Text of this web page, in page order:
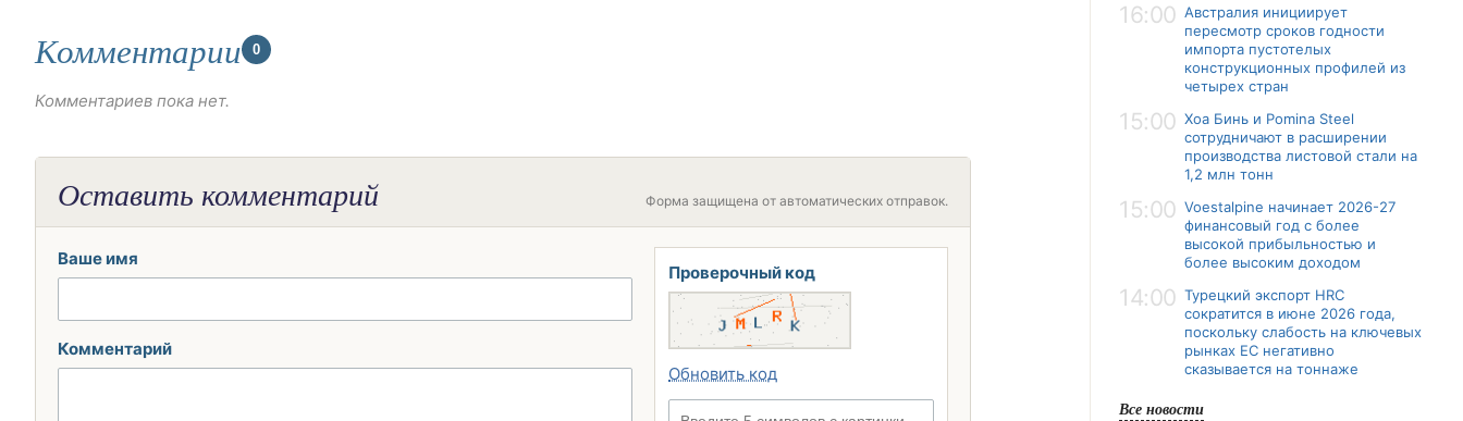
Комментарии 0
Комментариев пока нет.
Оставить комментарий Форма защищена от автоматических отправок.
Ваше имя
Комментарий
Проверочный код
Обновить код
16:00 Австралия инициирует
пересмотр сроков годности
импорта пустотелых
конструкционных профилей из
четырех стран
15:00 Хоа Бинь и Pomina Steel
сотрудничают в расширении
производства листовой стали на
1,2 млн тонн
15:00 Voestalpine начинает 2026-27
финансовый год с более
высокой прибыльностью и
более высоким доходом
14:00 Турецкий экспорт HRC
сократится в июне 2026 года,
поскольку слабость на ключевых
рынках ЕС негативно
сказывается на тоннаже
Все новости